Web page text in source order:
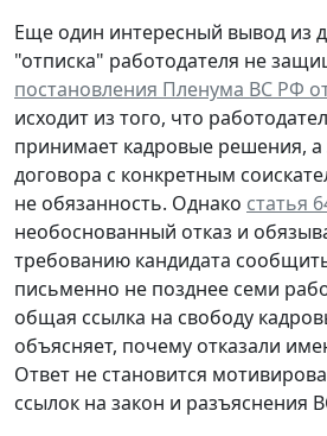
Еще один интересный вывод из
"отписка" работодателя не
постановления Пленума ВС РФ
исходит из того, что
принимает кадровые решения,
договора с конкретным
не обязанность. Однако статья
необоснованный отказ и
требованию кандидата
письменно не позднее семи
общая ссылка на свободу
объясняет, почему отказали
Ответ не становится
ссылок на закон и разъяснения